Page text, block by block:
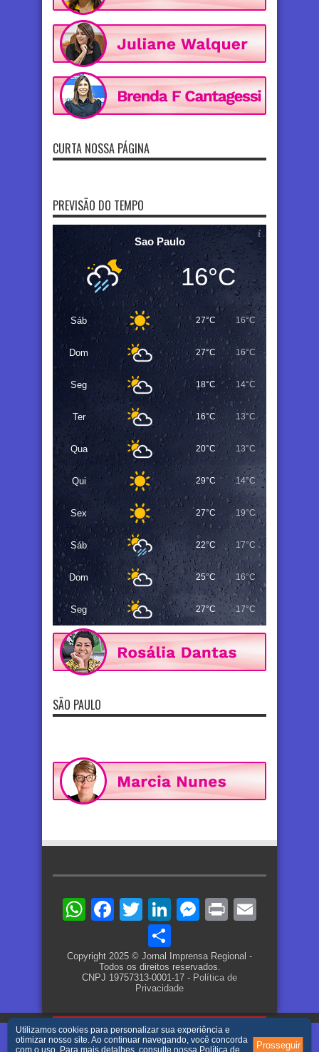
CURTA NOSSA PÁGINA
PREVISÃO DO TEMPO
Sao Paulo
16°C
Sáb 27°C 16°C
Dom 27°C 16°C
Seg 18°C 14°C
Ter 16°C 13°C
Qua 20°C 13°C
Qui 29°C 14°C
Sex 27°C 19°C
Sáb 22°C 17°C
Dom 25°C 16°C
Seg 27°C 17°C
SÃO PAULO
WhatsApp
Facebook
TwitterLinkedIn
Messenger
Print
Copyright 2025 © Jornal Imprensa Regional -
Todos os direitos reservados.
CNPJ 19757313-0001-17 - Política de
Privacidade
Utilizamos cookies para personalizar sua experiência e
otimizar nosso site. Ao continuar navegando, você concorda
com o uso. Para mais detalhes, consulte nossa Política de Prosseguir